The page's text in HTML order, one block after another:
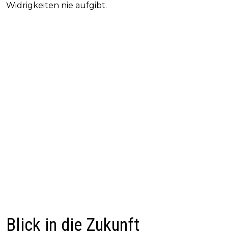
Widrigkeiten nie aufgibt.
Blick in die Zukunft